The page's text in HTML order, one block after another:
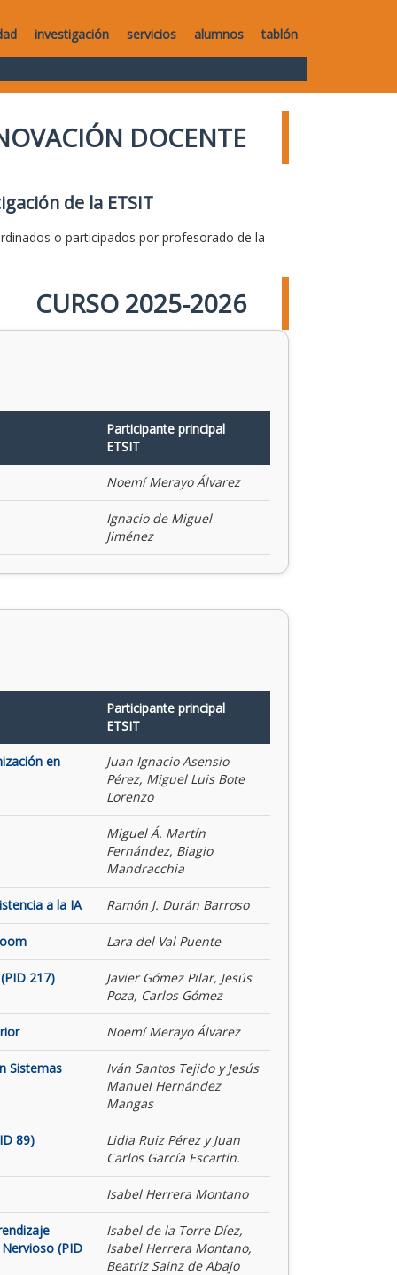
investigación servicios alumnos tablón
DOCENTE
de la ETSIT
o participados por profesorado de la
CURSO 2025-2026
Participante principal
ETSIT
Noemí Merayo Álvarez
Ignacio de Miguel
Jiménez
Participante principal
ETSIT
en
Juan Ignacio Asensio
Pérez, Miguel Luis Bote
Lorenzo
Miguel Á. Martín
Fernández, Biagio
Mandracchia
a la IA Ramón J. Durán Barroso
Lara del Val Puente
217)
Javier Gómez Pilar, Jesús
Poza, Carlos Gómez
Noemí Merayo Álvarez
Sistemas
Iván Santos Tejido y Jesús
Manuel Hernández
Mangas
89)
Lidia Ruiz Pérez y Juan
Carlos García Escartín.
Isabel Herrera Montano
(PID
Isabel de la Torre Díez,
Isabel Herrera Montano,
Beatriz Sainz de Abajo